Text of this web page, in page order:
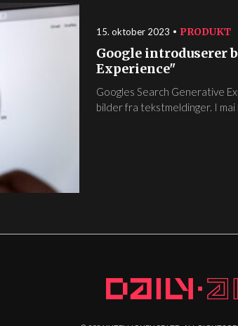
15. oktober 2023 PRODUKT
Google introduserer
Experience"
Googles Search Generative
bilder fra tekstmeldinger. I